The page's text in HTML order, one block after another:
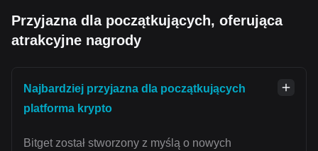
Przyjazna dla początkujących, oferująca
atrakcyjne nagrody
Najbardziej przyjazna dla początkujących
platforma krypto
Bitget został stworzony z myślą o nowych